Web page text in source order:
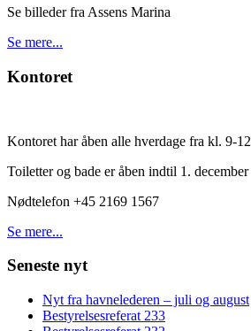
Se billeder fra Assens Marina
Se mere...
Kontoret
Kontoret har åben alle hverdage fra kl. 9-12
Toiletter og bade er åben indtil 1. december
Nødtelefon +45 2169 1567
Se mere...
Seneste nyt
Nyt fra havnelederen – juli og august
Bestyrelsesreferat 233